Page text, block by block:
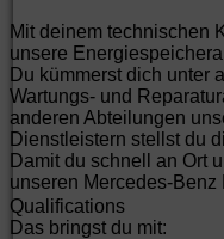
Mit deinem technischen
unsere
Du kümmerst dich unter
Wartungs- und
anderen Abteilungen
Dienstleistern stellst du
Damit du schnell an Ort
unseren Mercedes-
Standortfuhrpark. Für
zusätzliche Vergütung.
Qualifications
Das bringst du mit: